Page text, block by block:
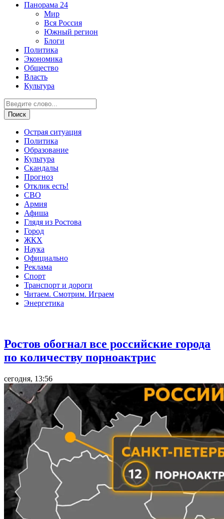
Панорама 24
Мир
Вся Россия
Южный регион
Блоги
Политика
Экономика
Общество
Власть
Культура
Острая ситуация
Политика
Образование
Культура
Скандалы
Прогноз
Отклик есть!
СВО
Армия
Афиша
Глядя из Ростова
Город
ЖКХ
Наука
Официально
Реклама
Спорт
Транспорт и дороги
Читаем. Смотрим. Играем
Энергетика
Ростов обогнал все российские города
по количеству порноактрис
сегодня, 13:56